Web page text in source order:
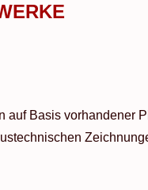
Basis vorhandener